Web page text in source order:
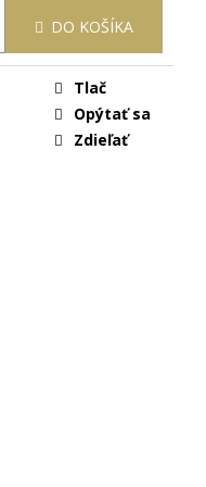
DO KOŠÍKA
Tlač
Opýtať sa
Zdieľať